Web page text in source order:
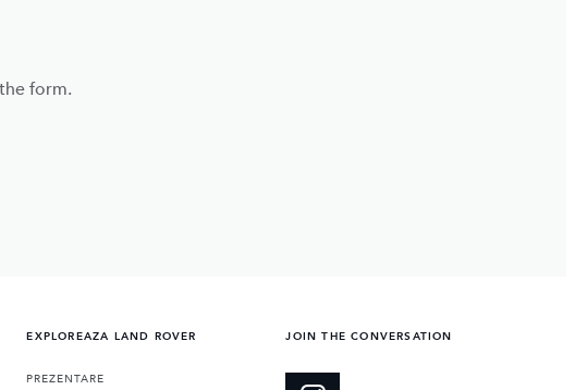
form.
EXPLOREAZA LAND ROVER
PREZENTARE
JOIN THE CONVERSATION